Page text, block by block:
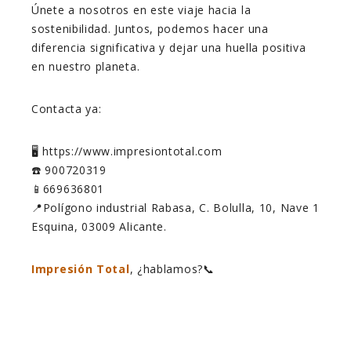
Únete a nosotros en este viaje hacia la
sostenibilidad. Juntos, podemos hacer una
diferencia significativa y dejar una huella positiva
en nuestro planeta.
Contacta ya:
🖥️ https://www.impresiontotal.com
☎️ 900720319
📱669636801
📍Polígono industrial Rabasa, C. Bolulla, 10, Nave 1
Esquina, 03009 Alicante.
Impresión Total, ¿hablamos?📞